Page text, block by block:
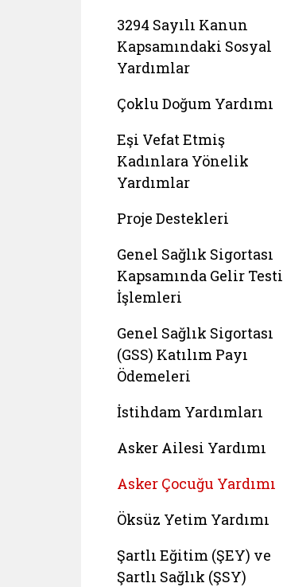
3294 Sayılı Kanun
Kapsamındaki Sosyal
Yardımlar
Çoklu Doğum Yardımı
Eşi Vefat Etmiş
Kadınlara Yönelik
Yardımlar
Proje Destekleri
Genel Sağlık Sigortası
Kapsamında Gelir Testi
İşlemleri
Genel Sağlık Sigortası
(GSS) Katılım Payı
Ödemeleri
İstihdam Yardımları
Asker Ailesi Yardımı
Asker Çocuğu Yardımı
Öksüz Yetim Yardımı
Şartlı Eğitim (ŞEY) ve
Şartlı Sağlık (ŞSY)